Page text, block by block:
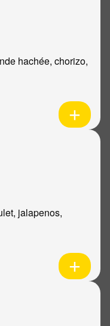
hachée, chorizo,
jalapenos,